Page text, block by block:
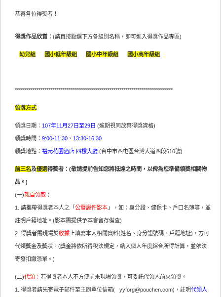
恭喜各位得獎者！
得獎作品欣賞： (請直接點選下方各組別名稱，即可進入得獎作品專區)
幼兒組 國小低年級組 國小中年級組 國小高年級組
********************************************************************************
領獎方式
領獎日期： 107年11月27日至29日 (逾期視同放棄得獎資格)
領獎時間： 9:00-11:30 、 13:30-16:30
領獎地點： 裕元花園酒店 四樓大廳 (台中市西屯區台灣大道四段610號)
前三名及優選得獎者：(敬請提前告知您將抵達之時間 ，以俾為您準備領獎相關物
品。)
(一)親自領取 ：
1. 請攜帶得獎者本人之「 公發證件影本 」，如：身分證、健保卡、戶口名簿等，並
註明戶籍地址。(影本需提供予本會留存備查)
2. 得獎者需現場於收據 上填寫本人相關資料(姓名、身分證號碼、戶籍地址)，方可
代領獎金及獎狀。(獎金將依所得稅法規定，納入個人年度綜合所得計算，並依法
寄發扣繳憑單。)
(二)代領： 若得獎者本人不方便前來現場領獎，可委託代領人前來領獎。
1. 得獎者請先寄電子郵件至主辦單位信箱( yyforg@pouchen.com)，註明代領人